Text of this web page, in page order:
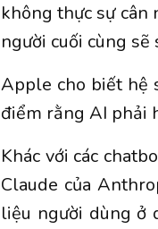
không thực sự cân
người cuối cùng
Apple cho biết hệ
điểm rằng AI phải
Khác với các
Claude của
liệu người dùng ở